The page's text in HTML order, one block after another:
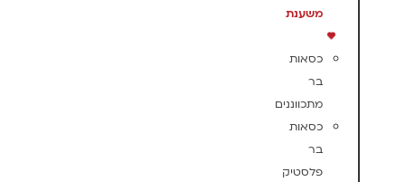
משענת
כסאות
בר
מתכווננים
כסאות
בר
פלסטיק